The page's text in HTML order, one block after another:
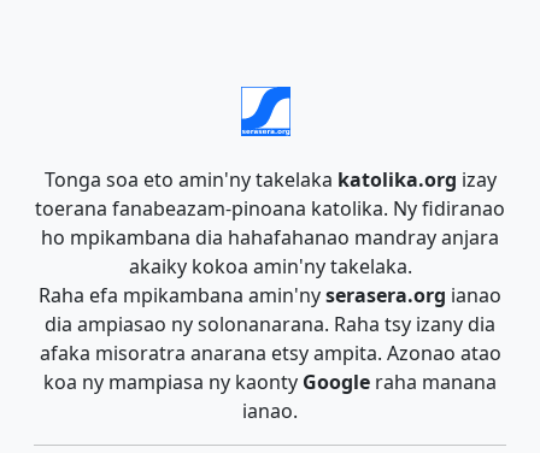
Tonga soa eto amin'ny takelaka katolika.org izay
toerana fanabeazam-pinoana katolika. Ny fidiranao
ho mpikambana dia hahafahanao mandray anjara
akaiky kokoa amin'ny takelaka.
Raha efa mpikambana amin'nyserasera.org ianao
dia ampiasao ny solonanarana. Raha tsy izany dia
afaka misoratra anarana etsy ampita. Azonao atao
koa ny mampiasa ny kaonty Google raha manana
ianao.